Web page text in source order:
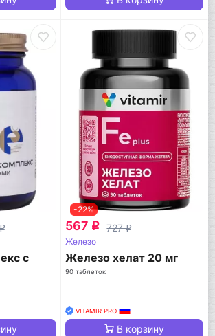
q
с
-22%
567 q 727q
Железо
Железо хелат 20 мг
90 таблеток
VITAMIR PRO
В корзину